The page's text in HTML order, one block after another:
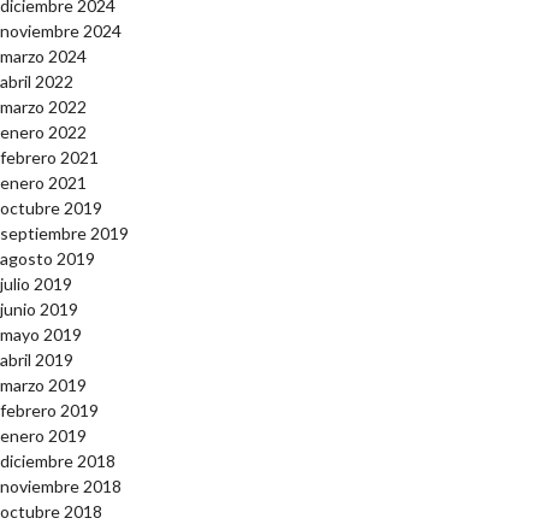
diciembre 2024
noviembre 2024
marzo 2024
abril 2022
marzo 2022
enero 2022
febrero 2021
enero 2021
octubre 2019
septiembre 2019
agosto 2019
julio 2019
junio 2019
mayo 2019
abril 2019
marzo 2019
febrero 2019
enero 2019
diciembre 2018
noviembre 2018
octubre 2018